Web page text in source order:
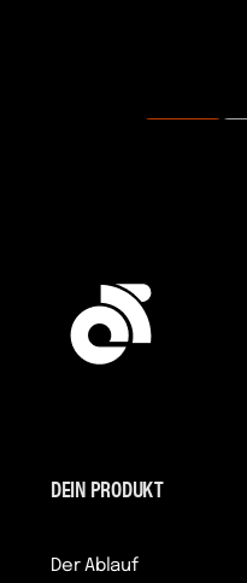
DEIN PRODUKT
Der Ablauf